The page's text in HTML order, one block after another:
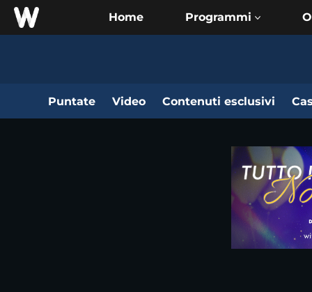
Home
Puntate Video Contenuti esclusivi